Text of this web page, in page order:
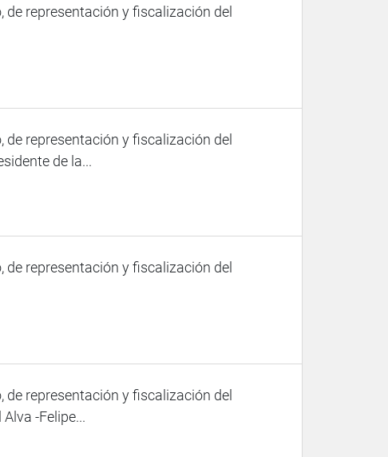
representación y fiscalización del
representación y fiscalización del
de la...
representación y fiscalización del
representación y fiscalización del
-Felipe...